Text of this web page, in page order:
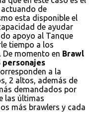
actuando de
esta disponible el
de ayudar
apoyo al Tanque
tiempo a los
De momento en Brawl
personajes
a la
2 altos, además de
demandados por
las últimas
más brawlers y cada